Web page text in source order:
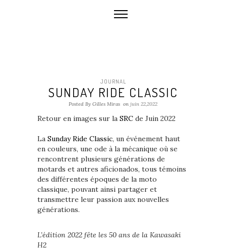
JOURNAL
SUNDAY RIDE CLASSIC
Posted By Gilles Miras on juin 22,2022
Retour en images sur la SRC de Juin 2022
La Sunday Ride Classic, un événement haut
en couleurs, une ode à la mécanique où se
rencontrent plusieurs générations de
motards et autres aficionados, tous témoins
des différentes époques de la moto
classique, pouvant ainsi partager et
transmettre leur passion aux nouvelles
générations.
L’édition 2022 fête les 50 ans de la Kawasaki
H2